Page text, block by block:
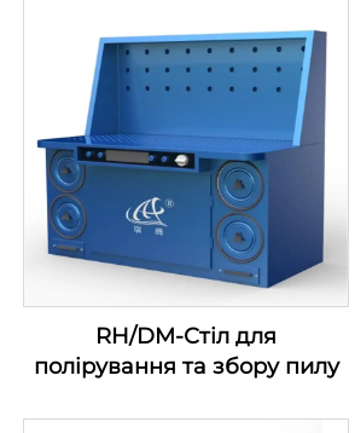
RH/DM-Стіл для
полірування та збору пилу